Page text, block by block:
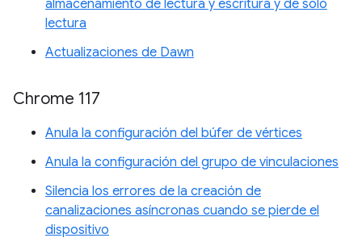
almacenamiento de lectura y escritura y de solo
lectura
Actualizaciones de Dawn
Chrome 117
Anula la configuración del búfer de vértices
Anula la configuración del grupo de vinculaciones
Silencia los errores de la creación de
canalizaciones asíncronas cuando se pierde el
dispositivo